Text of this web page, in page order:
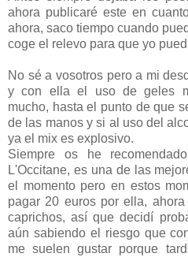
ahora publicaré este en
ahora, saco tiempo cuando
coge el relevo para que yo
No sé a vosotros pero a mi
y con ella el uso de geles
mucho, hasta el punto de que
de las manos y si al uso del
ya el mix es explosivo.
Siempre os he
L'Occitane, es una de las
el momento pero en estos
pagar 20 euros por ella,
caprichos, así que decidí
aún sabiendo el riesgo que
me suelen gustar porque